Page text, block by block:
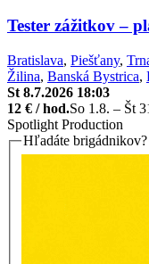
Tester zážitkov –
Bratislava, Piešťany,
Žilina, Banská Bystrica,
St 8.7.2026 18:03
12 € / hod.So 1.8. – Št
Spotlight Production
Hľadáte brigádnikov?